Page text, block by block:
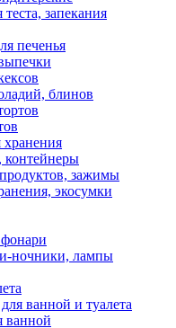
запекания
печенья
блинов
хранения
контейнеры
зажимы
экосумки
ночники, лампы
ванной и туалета
ванной